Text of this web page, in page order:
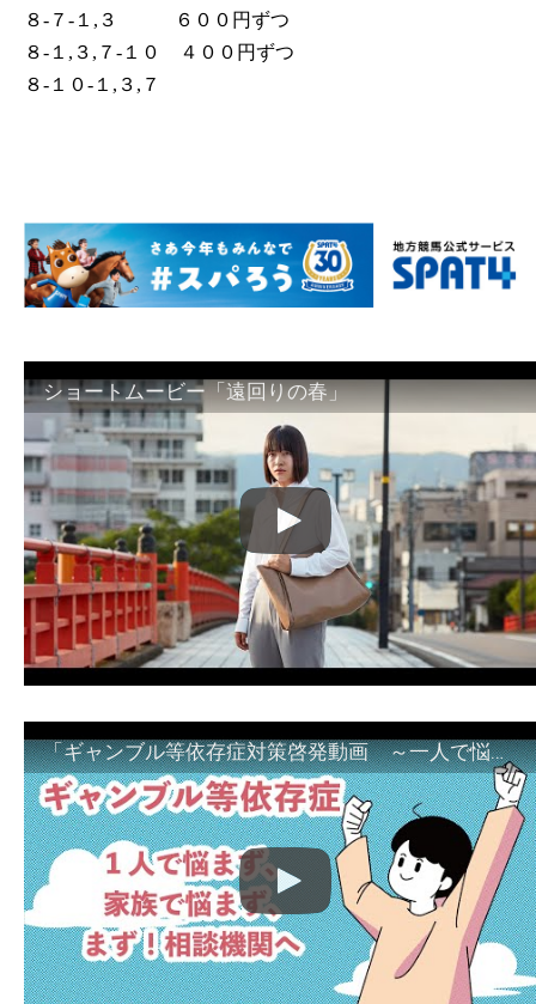
８-７-１,３ ６００円ずつ
８-１,３,７-１０ ４００円ずつ
８-１０-１,３,７
ショートムービー「遠回りの春」
「ギャンブル等依存症対策啓発動画 ～一人で悩まず、家族で悩まず、まず！相談機関へ～」